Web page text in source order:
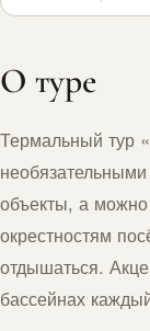
О туре
Термальный тур
объекты, а можно
окрестностям
отдышаться.
бассейнах